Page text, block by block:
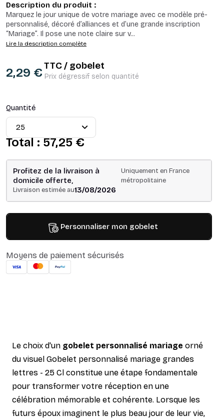
Description du produit :
Marquez le jour unique de votre mariage avec ce modèle pré-
personnalisé, décoré d’alliances et d’une grande inscription
“Mariage”. Il pose une note claire sur v...
Lire la description complète
2,29 €
TTC / gobelet
Prix dégressif selon quantité
Quantité
Total : 57,25 €
Profitez de la livraison à
domicile offerte,
Uniquement en France
métropolitaine
Livraison estimée au13/08/2026
Personnaliser mon gobelet
Moyens de paiement sécurisés
Le choix d'un gobelet personnalisé mariage orné
du visuel Gobelet personnalisé mariage grandes
lettres - 25 Cl constitue une étape fondamentale
pour transformer votre réception en une
célébration mémorable et cohérente. Lorsque les
futurs époux imaginent le plus beau jour de leur vie,